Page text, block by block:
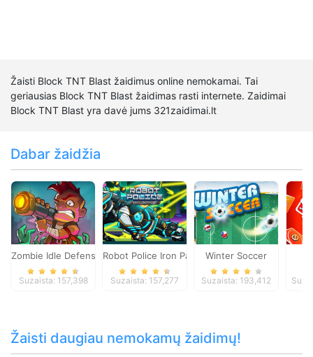
Žaisti Block TNT Blast žaidimus online nemokamai. Tai
geriausias Block TNT Blast žaidimas rasti internete. Zaidimai
Block TNT Blast yra davė jums 321zaidimai.lt
Dabar žaidžia
Zombie Idle Defense Online
Suzaista: 157,398
Robot Police Iron Panther
Suzaista: 157,277
Winter Soccer
Suzaista: 193,412
Žaisti daugiau nemokamų žaidimų!